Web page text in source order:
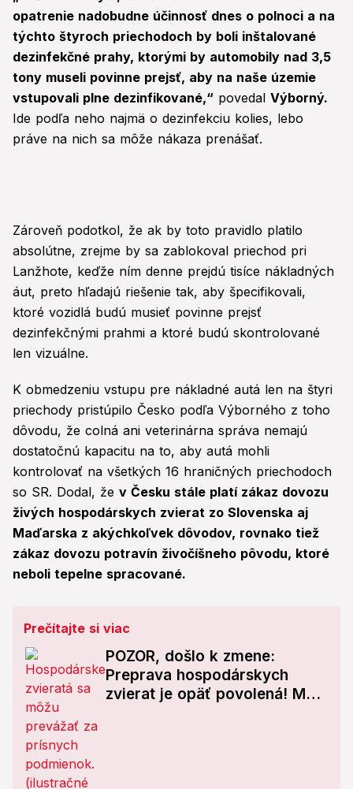
opatrenie nadobudne účinnosť dnes o polnoci a na
týchto štyroch priechodoch by boli inštalované
dezinfekčné prahy, ktorými by automobily nad 3,5
tony museli povinne prejsť, aby na naše územie
vstupovali plne dezinfikované,“ povedal Výborný.
Ide podľa neho najmä o dezinfekciu kolies, lebo
práve na nich sa môže nákaza prenášať.
Zároveň podotkol, že ak by toto pravidlo platilo
absolútne, zrejme by sa zablokoval priechod pri
Lanžhote, keďže ním denne prejdú tisíce nákladných
áut, preto hľadajú riešenie tak, aby špecifikovali,
ktoré vozidlá budú musieť povinne prejsť
dezinfekčnými prahmi a ktoré budú skontrolované
len vizuálne.
K obmedzeniu vstupu pre nákladné autá len na štyri
priechody pristúpilo Česko podľa Výborného z toho
dôvodu, že colná ani veterinárna správa nemajú
dostatočnú kapacitu na to, aby autá mohli
kontrolovať na všetkých 16 hraničných priechodoch
so SR. Dodal, že v Česku stále platí zákaz dovozu
živých hospodárskych zvierat zo Slovenska aj
Maďarska z akýchkoľvek dôvodov, rovnako tiež
zákaz dovozu potravín živočíšneho pôvodu, ktoré
neboli tepelne spracované.
Prečítajte si viac
POZOR, došlo k zmene:
Preprava hospodárskych
zvierat je opäť povolená! Má